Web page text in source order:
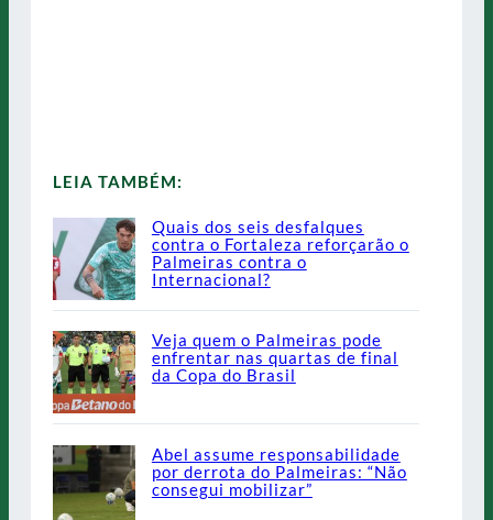
LEIA TAMBÉM:
Quais dos seis desfalques
contra o Fortaleza reforçarão o
Palmeiras contra o
Internacional?
Veja quem o Palmeiras pode
enfrentar nas quartas de final
da Copa do Brasil
Abel assume responsabilidade
por derrota do Palmeiras: “Não
consegui mobilizar”